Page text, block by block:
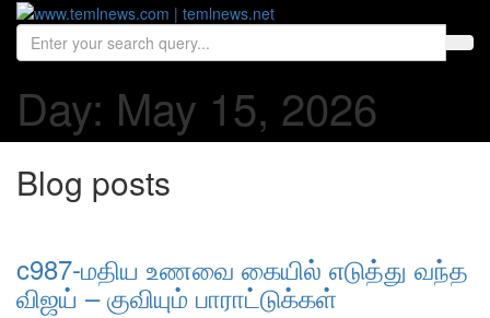
Day: May 15, 2026
Blog posts
c987-மதிய உணவை கையில் எடுத்து வந்த
விஜய் – குவியும் பாராட்டுக்கள்